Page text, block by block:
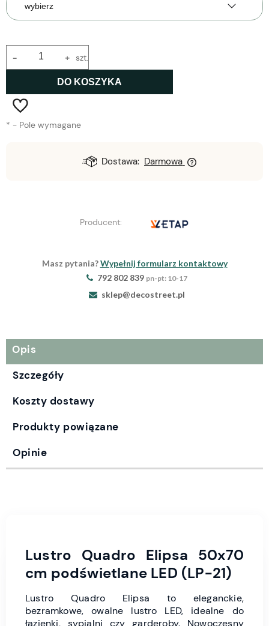
+
- szt.
DO KOSZYKA
* - Pole wymagane
Dostawa: Darmowa
Producent:
Masz pytania?Wypełnij formularz kontaktowy
792 802 839 pn-pt: 10-17
sklep@decostreet.pl
Opis
Szczegóły
Koszty dostawy
Produkty powiązane
Opinie
Lustro Quadro Elipsa 50x70
cm podświetlane LED (LP-21)
Lustro Quadro Elipsa to eleganckie,
bezramkowe, owalne lustro LED, idealne do
łazienki, sypialni czy garderoby. Nowoczesny